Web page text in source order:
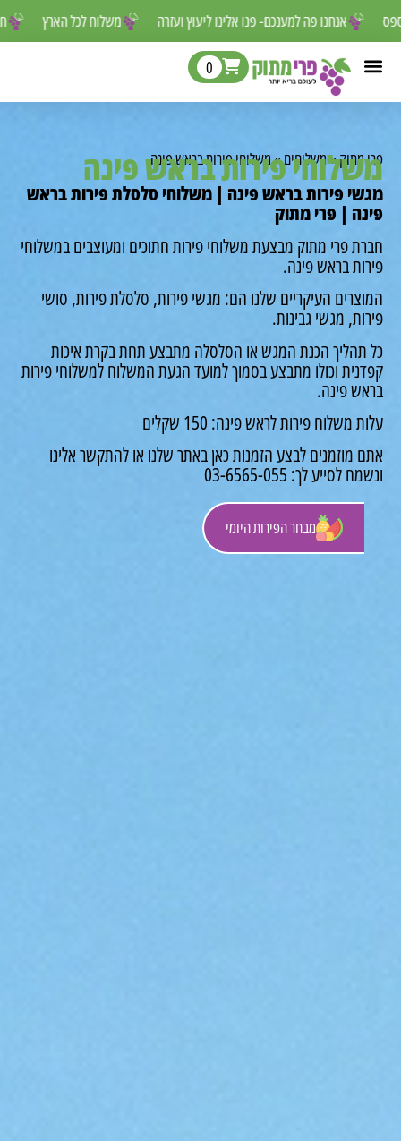
משלוח לכל הארץ אנחנו פה למענכם- פנו אלינו ליעוץ ועזרה לפספס
מבחר הפירות היומי
0
»משלוחים»משלוחי פירות בראש פינה
פירות בראש פינה
פירות בראש פינה | משלוחי סלסלת פירות בראש
| פרי מתוק
פרי מתוק מבצעת משלוחי פירות חתוכים ומעוצבים במשלוחי
בראש פינה.
העיקריים שלנו הם: מגשי פירות, סלסלת פירות, סושי
מגשי גבינות.
הכנת המגש או הסלסלה מתבצע תחת בקרת איכות
וכולו מתבצע בסמוך למועד הגעת המשלוח למשלוחי פירות
פינה.
פירות לראש פינה: 150 שקלים
מוזמנים לבצע הזמנות כאן באתר שלנו או להתקשר אלינו
לך: 03-6565-055